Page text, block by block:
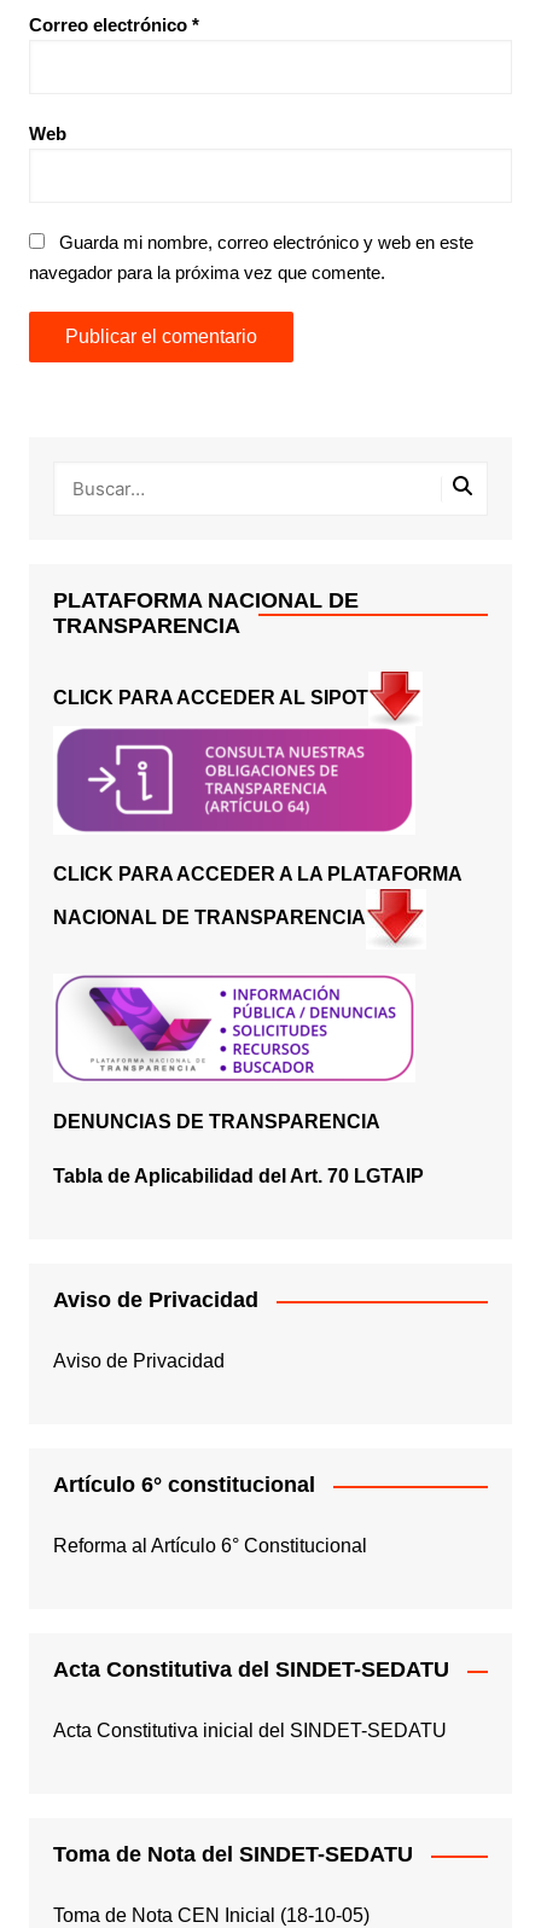
Correo electrónico *
Web
Guarda mi nombre, correo electrónico y web en este
navegador para la próxima vez que comente.
PLATAFORMA NACIONAL DE
TRANSPARENCIA
CLICK PARA ACCEDER AL SIPOT
CLICK PARA ACCEDER A LA PLATAFORMA
NACIONAL DE TRANSPARENCIA
DENUNCIAS DE TRANSPARENCIA
Tabla de Aplicabilidad del Art. 70 LGTAIP
Aviso de Privacidad
Aviso de Privacidad
Artículo 6° constitucional
Reforma al Artículo 6° Constitucional
Acta Constitutiva del SINDET-SEDATU
Acta Constitutiva inicial del SINDET-SEDATU
Toma de Nota del SINDET-SEDATU
Toma de Nota CEN Inicial (18-10-05)